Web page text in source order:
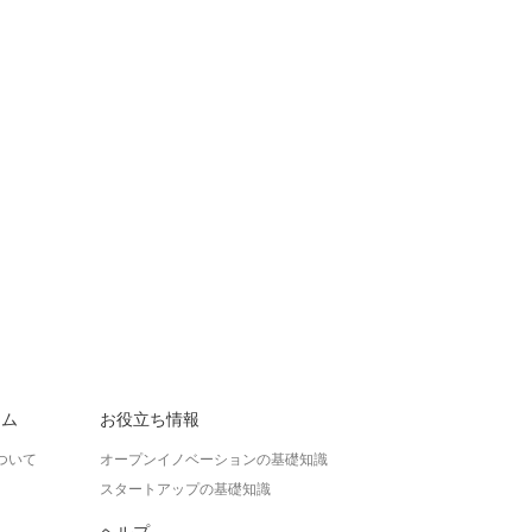
いて
お役立ち情報
オープンイノベーションの基礎知識
スタートアップの基礎知識